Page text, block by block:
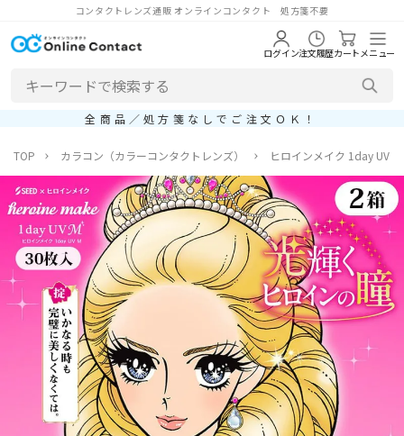
コンタクトレンズ通販 オンラインコンタクト 処方箋不要
ログイン注文履歴カートメニュー
全商品／処方箋なしでご注文ＯＫ！
TOP カラコン（カラーコンタクトレンズ） ヒロインメイク 1day UV M